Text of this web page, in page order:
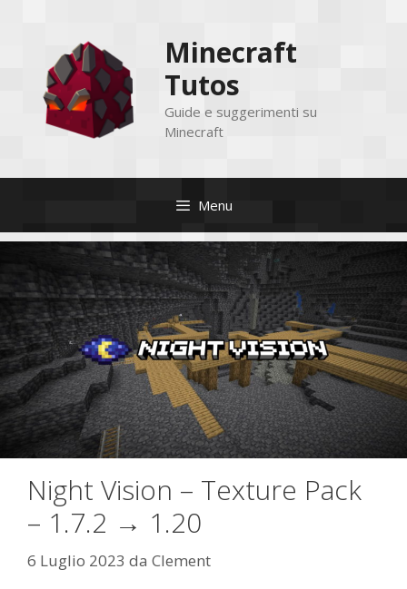
contenuto
Minecraft
Tutos
Guide e suggerimenti su
Minecraft
Menu
Night Vision – Texture Pack
– 1.7.2 → 1.20
6 Luglio 2023 da Clement